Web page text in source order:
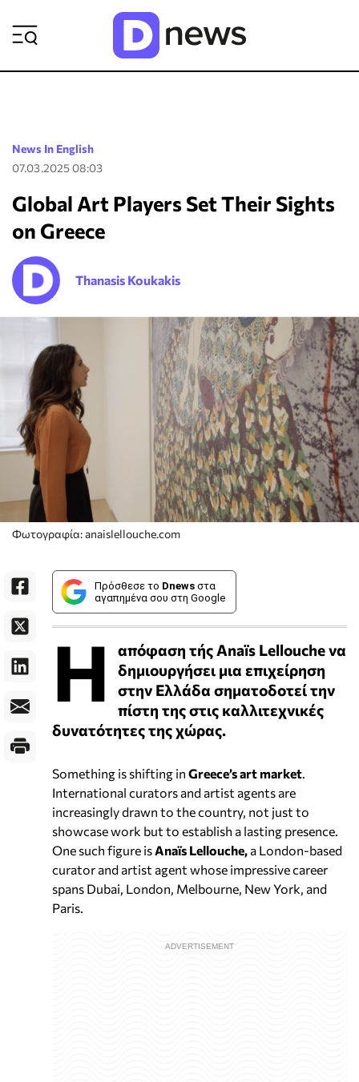
News In English
07.03.2025 08:03
Global Art Players Set Their Sights
on Greece
Thanasis Koukakis
Φωτογραφία: anaislellouche.com
Πρόσθεσε το Dnews στα
αγαπημένα σου στη Google
Η
απόφαση τής Anaïs Lellouche να
δημιουργήσει μια επιχείρηση
στην Ελλάδα σηματοδοτεί την
πίστη της στις καλλιτεχνικές
δυνατότητες της χώρας.
Something is shifting in Greece’sart market.
International curators and artist agents are
increasingly drawn to the country, not just to
showcase work but to establish a lasting presence.
One such figure isAnaïs Lellouche, a London-based
curator and artist agent whose impressive career
spans Dubai, London, Melbourne, New York, and
Paris.